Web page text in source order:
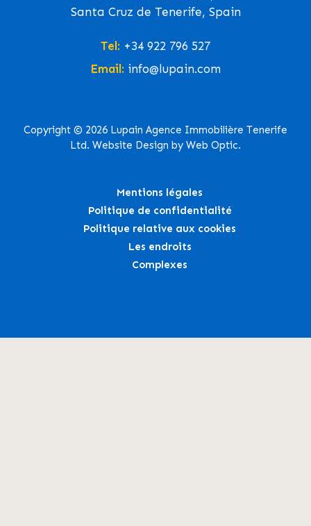
Santa Cruz de Tenerife, Spain
Tel: +34 922 796 527
Email: info@lupain.com
Copyright © 2026 Lupain Agence Immobilière Tenerife
Ltd. Website Design by Web Optic.
Mentions légales
Politique de confidentialité
Politique relative aux cookies
Les endroits
Complexes